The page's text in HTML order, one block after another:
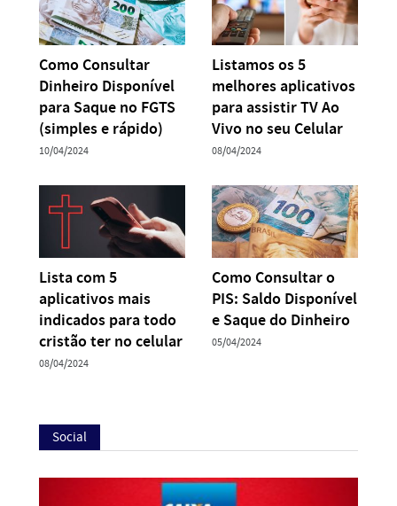
Como Consultar
Dinheiro Disponível
para Saque no FGTS
(simples e rápido)
10/04/2024
Listamos os 5
melhores aplicativos
para assistir TV Ao
Vivo no seu Celular
08/04/2024
Lista com 5
aplicativos mais
indicados para todo
cristão ter no celular
08/04/2024
Como Consultar o
PIS: Saldo Disponível
e Saque do Dinheiro
05/04/2024
Social